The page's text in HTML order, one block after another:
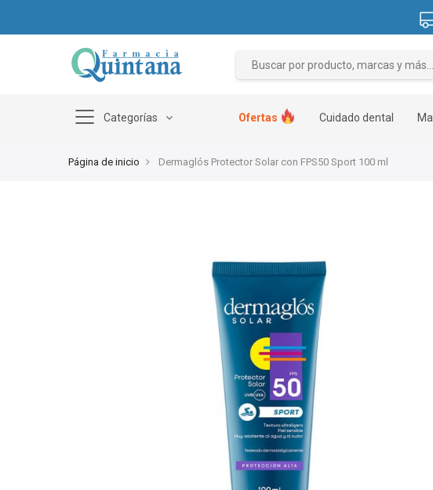
Categorías Ofertas Cuidado dental
Página de inicio Dermaglós Protector Solar con FPS50 Sport 100 ml